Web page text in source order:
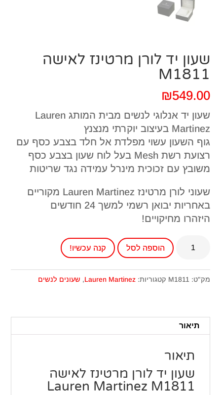
שעון יד לורן מרטינז לאישה
M1811
₪549.00
שעון יד אנלוגי לנשים מבית המותג Lauren
Martinez בעיצוב יוקרתי מנצנץ
גוף השעון עשוי מפלדת אל חלד בצבע כסף עם
רצועת רשת Mesh בעל לוח שעון בצבע כסף
משובץ עם זכוכית מינרל עמידה נגד שריטות
שעוני לורן מרטינז Lauren Martinez מקוריים
באחריות יבואן רשמי למשך 24 חודשים
היזהרו מחיקויים!
יד
לאישה
M1811
הוספה לסל קנה עכשיו!
מק"ט: M1811 קטגוריות:Lauren Martinez
, שעונים לנשים
תיאור
תיאור
שעון יד לורן מרטינז לאישה
Lauren Martinez M1811